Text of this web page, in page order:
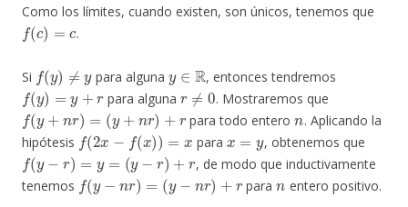
Como los límites, cuando existen, son únicos, tenemos que
f(c)=c
.
Si
(y ≠
para alguna
R
, entonces tendremos
f(y)=y +r
para alguna
r≠0
. Mostraremos que
f(y+ =( y + nr)+r
para todo entero
n
. Aplicando la
hipótesis
f(2x −f x ))=x
para
x=y
, obtenemos que
f(y−r)=y =(y− r
, de modo que inductivamente
tenemos
(y − =( nr + r
para
n
entero positivo.